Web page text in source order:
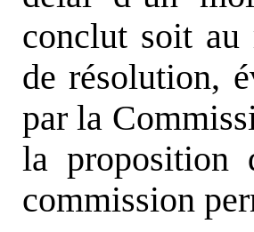
conclut soit au
de résolution,
par la
la proposition
commission